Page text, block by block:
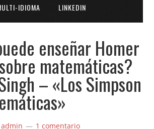
IDIOMA LINKEDIN
enseñar Homer
matemáticas?
– «Los Simpson
admin 1 comentario